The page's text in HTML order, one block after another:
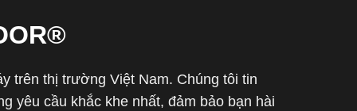
trên thị trường Việt Nam. Chúng tôi tin
yêu cầu khắc khe nhất, đảm bảo bạn hài